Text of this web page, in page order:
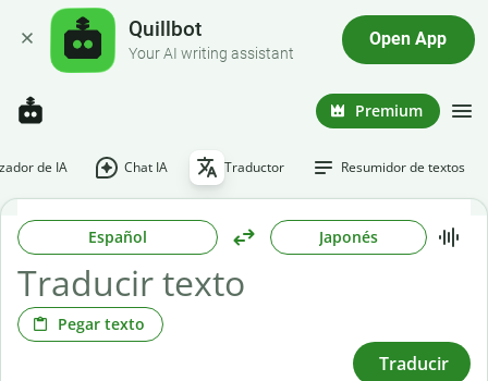
Quillbot
Your AI writing assistant
Open App
Premium
de IA Chat IA Traductor Resumidor de textos
Español Japonés
Pegar texto
Traducir